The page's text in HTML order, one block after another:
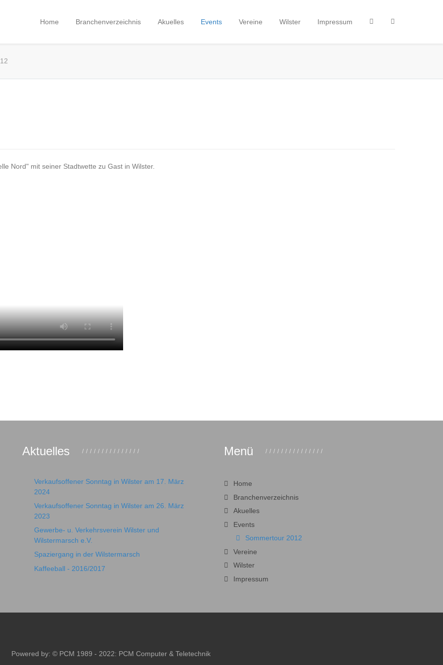
Home Branchenverzeichnis Akuelles Events Vereine Wilster Impressum
Nord" mit seiner Stadtwette zu Gast in Wilster.
Aktuelles
Verkaufsoffener Sonntag in Wilster am 17. März
2024
Verkaufsoffener Sonntag in Wilster am 26. März
2023
Gewerbe- u. Verkehrsverein Wilster und
Wilstermarsch e.V.
Spaziergang in der Wilstermarsch
Kaffeeball - 2016/2017
Menü
Home
Branchenverzeichnis
Akuelles
Events
Sommertour 2012
Vereine
Wilster
Impressum
Powered by: © PCM 1989 - 2022: PCM Computer & Teletechnik